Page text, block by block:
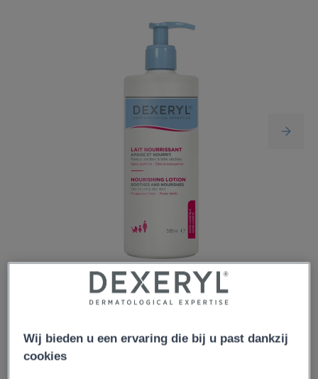
De voedende melk van DEXERYL is speciaal ontwikkeld
een melk met de intens voedende en hydraterende
werking van een balsem. Het verlicht onmiddellijk jeuk en
Wij bieden u een ervaring die bij u past dankzij
cookies